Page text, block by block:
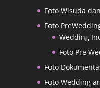
Foto Wisuda
Foto
Wedding
Foto Pre
Foto
Foto Wedding